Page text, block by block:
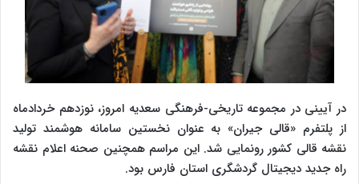
در آیینی در مجموعه تاریخی-فرهنگی سعدیه امروز، نوزدهم خردادماه
از پلتفرم «قالی جیران» به عنوان نخستین سامانه هوشمند تولید
نقشه قالی کشور رونمایی شد. این مراسم همچنین صحنه اعلام نقشه
راه جدید دیجیتال گردشگری استان فارس بود.